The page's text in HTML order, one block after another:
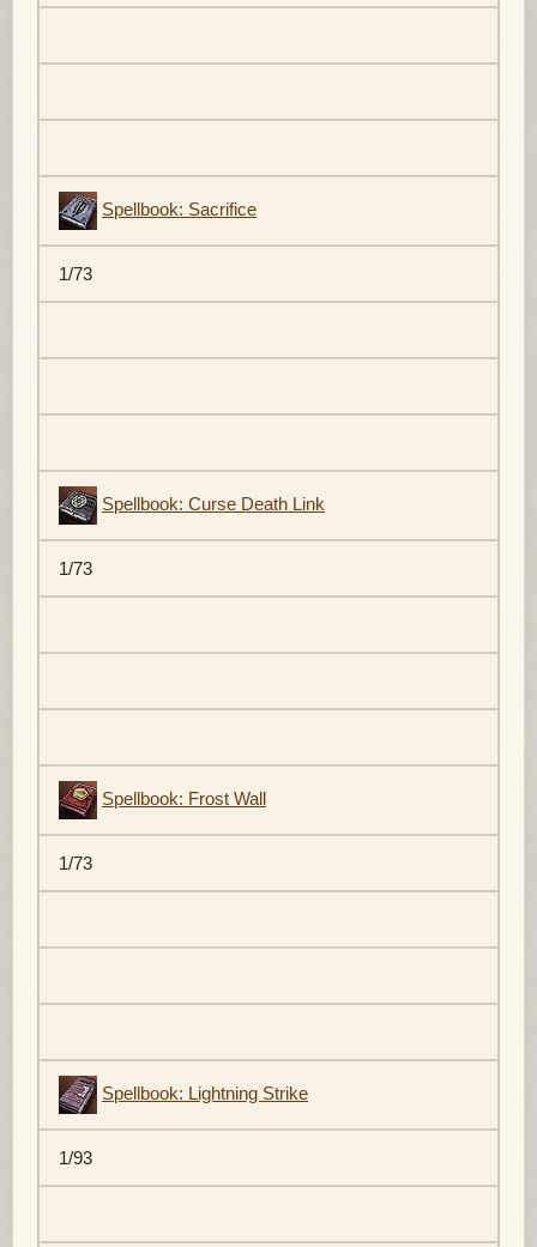
Spellbook: Sacrifice
1/73
Spellbook: Curse Death Link
1/73
Spellbook: Frost Wall
1/73
Spellbook: Lightning Strike
1/93